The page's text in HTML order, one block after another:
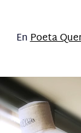
EnPoeta